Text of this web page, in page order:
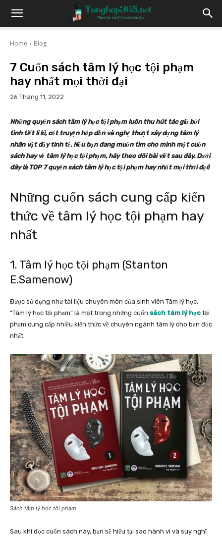
Home Blog
7 Cuốn sách tâm lý học tội phạm
hay nhất mọi thời đại
26 Tháng 11, 2022
Những quyển sách tâm lý học tội phạm luôn thu hút tác giả bởi
tình tiết li kì, cốt truyện hấp dẫn và nghệ thuật xây dựng tâm lý
nhân vật đầy tinh tế. Nếu bạn đang muốn tìm cho mình một cuốn
sách hay về tâm lý học tội phạm, hãy theo dõi bài viết sau đây. Dưới
đây là TOP 7 quyển sách tâm lý học tội phạm hay nhất mọi thời đại!
Những cuốn sách cung cấp kiến
thức về tâm lý học tội phạm hay
nhất
1. Tâm lý học tội phạm (Stanton
E.Samenow)
Được sử dụng như tài liệu chuyên môn của sinh viên Tâm lý học,
“Tâm lý học tội phạm” là một trong những cuốn sách tâm lý học tội
phạm cung cấp nhiều kiến thức về chuyên ngành tâm lý cho bạn đọc
nhất.
Sách tâm lý học tội phạm
Sau khi đọc cuốn sách này, bạn sẽ hiểu tại sao hành vi và suy nghĩ